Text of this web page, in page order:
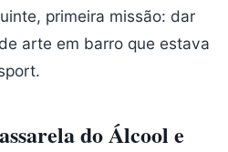
primeira missão: dar
arte em barro que estava
do Álcool e